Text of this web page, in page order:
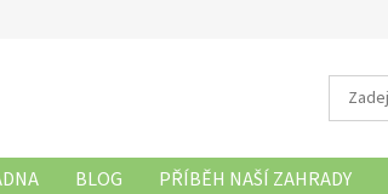
BLOG PŘÍBĚH NAŠÍ ZAHRADY